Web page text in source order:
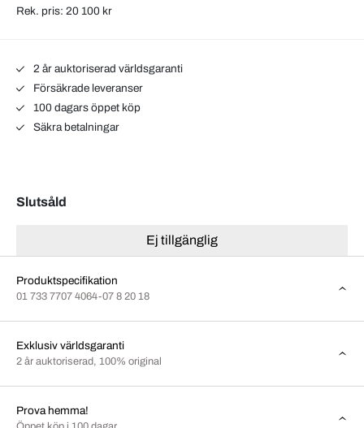
Rek. pris: 20 100 kr
2 år auktoriserad världsgaranti
Försäkrade leveranser
100 dagars öppet köp
Säkra betalningar
Slutsåld
Ej tillgänglig
Produktspecifikation
01 733 7707 4064-07 8 20 18
Exklusiv världsgaranti
2 år auktoriserad, 100% original
Prova hemma!